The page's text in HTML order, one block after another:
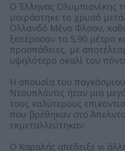
Ο Έλληνας Ολυμπιονίκης
μοιράστηκε το χρυσό
Ολλανδό Μένο Φλοον,
ξεπέρασαν τα 5,90 μέτρα
προσπάθειες, με
υψηλότερο σκαλί του
Η απουσία του
Ντουπλάντις ήταν μια
τους καλύτερους
που βρέθηκαν στο
εκμεταλλεύτηκαν.
Ο Καραλής απέδειξε γι΄